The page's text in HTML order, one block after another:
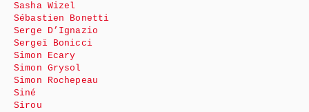
Sasha Wizel
Sébastien Bonetti
Serge D’Ignazio
Sergeï Bonicci
Simon Ecary
Simon Grysol
Simon Rochepeau
Siné
Sirou